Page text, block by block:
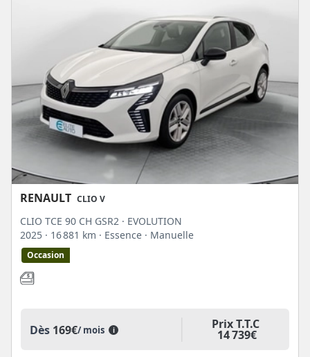
RENAULT CLIO V
CLIO TCE 90 CH GSR2 · EVOLUTION
2025 · 16 881 km · Essence · Manuelle
Occasion
Dès 169€/ mois i Prix T.T.C
14 739€